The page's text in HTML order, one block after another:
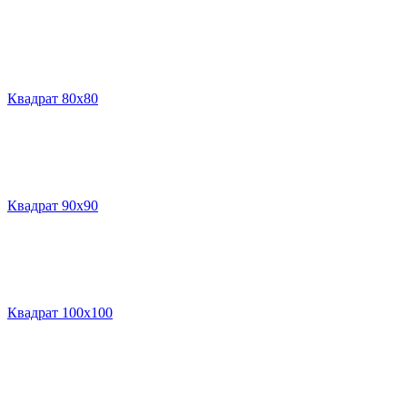
Квадрат 80х80
Квадрат 90х90
Квадрат 100х100